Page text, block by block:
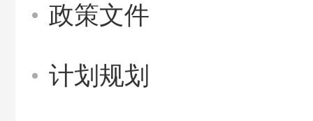
政策文件
计划规划